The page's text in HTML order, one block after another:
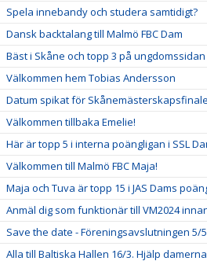
Spela innebandy och studera samtidigt?
Dansk backtalang till Malmö FBC Dam
Bäst i Skåne och topp 3 på ungdomssidan
Välkommen hem Tobias Andersson
Datum spikat för
Välkommen tillbaka Emelie!
Här är topp 5 i interna poängligan i SSL
Välkommen till Malmö FBC Maja!
Maja och Tuva är topp 15 i JAS Dams
Anmäl dig som funktionär till VM2024
Save the date - Föreningsavslutningen 5/5
Alla till Baltiska Hallen 16/3. Hjälp